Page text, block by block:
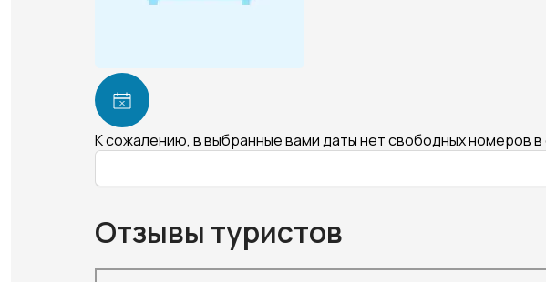
К сожалению, в выбранные вами даты нет свободных номеров в
Отзывы туристов